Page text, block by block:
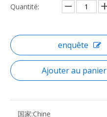
Quantité:
enquête
Ajouter au panier
国家:Chine